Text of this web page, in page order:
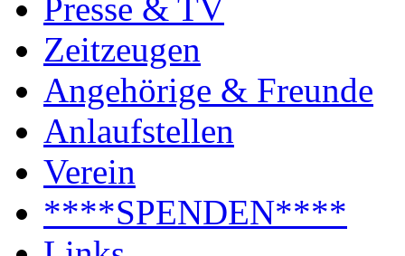
Presse & TV
Zeitzeugen
Angehörige & Freunde
Anlaufstellen
Verein
****SPENDEN****